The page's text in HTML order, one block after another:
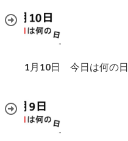
1月10日 今日は何の日